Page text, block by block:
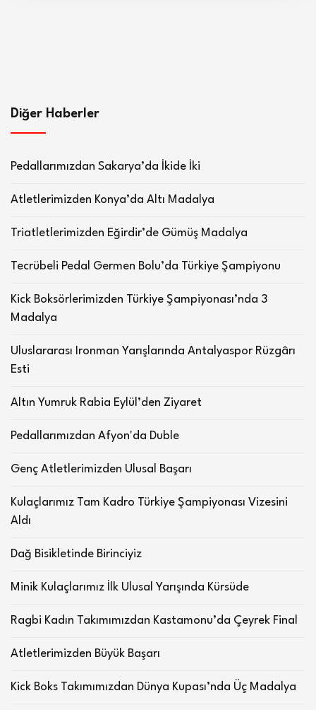
Diğer Haberler
Pedallarımızdan Sakarya’da İkide İki
Atletlerimizden Konya’da Altı Madalya
Triatletlerimizden Eğirdir’de Gümüş Madalya
Tecrübeli Pedal Germen Bolu’da Türkiye Şampiyonu
Kick Boksörlerimizden Türkiye Şampiyonası’nda 3
Madalya
Uluslararası Ironman Yarışlarında Antalyaspor Rüzgârı
Esti
Altın Yumruk Rabia Eylül’den Ziyaret
Pedallarımızdan Afyon'da Duble
Genç Atletlerimizden Ulusal Başarı
Kulaçlarımız Tam Kadro Türkiye Şampiyonası Vizesini
Aldı
Dağ Bisikletinde Birinciyiz
Minik Kulaçlarımız İlk Ulusal Yarışında Kürsüde
Ragbi Kadın Takımımızdan Kastamonu’da Çeyrek Final
Atletlerimizden Büyük Başarı
Kick Boks Takımımızdan Dünya Kupası’nda Üç Madalya